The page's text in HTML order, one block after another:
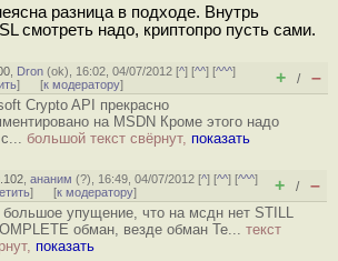
разница в подходе. Внутрь
смотреть надо, криптопро пусть сами.
Dron (ok), 16:02, 04/07/2012 [^] [^^] [^^^]
] [к модератору] + / –
Crypto API прекрасно
на MSDN Кроме этого надо
большой текст свёрнут, показать
,ананим (?), 16:49, 04/07/2012 [^] [^^] [^^^]
] [к модератору] + / –
большое упущение, что на мсдн нет STILL
обман, везде обман Те... текст
показать